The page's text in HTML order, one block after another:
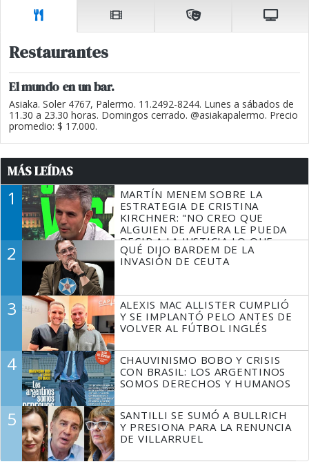
Restaurantes
El mundo en un bar.
Asiaka. Soler 4767, Palermo. 11.2492-8244. Lunes a sábados de
11.30 a 23.30 horas. Domingos cerrado. @asiakapalermo. Precio
promedio: $ 17.000.
MÁS LEÍDAS
1
MARTÍN MENEM SOBRE LA
ESTRATEGIA DE CRISTINA
KIRCHNER: "NO CREO QUE
ALGUIEN DE AFUERA LE PUEDA
DECIR A LA JUSTICIA LO QUE
TIENE QUE HACER"
2
QUÉ DIJO BARDEM DE LA
INVASIÓN DE CEUTA
3
ALEXIS MAC ALLISTER CUMPLIÓ
Y SE IMPLANTÓ PELO ANTES DE
VOLVER AL FÚTBOL INGLÉS
4
CHAUVINISMO BOBO Y CRISIS
CON BRASIL: LOS ARGENTINOS
SOMOS DERECHOS Y HUMANOS
5
SANTILLI SE SUMÓ A BULLRICH
Y PRESIONA PARA LA RENUNCIA
DE VILLARRUEL